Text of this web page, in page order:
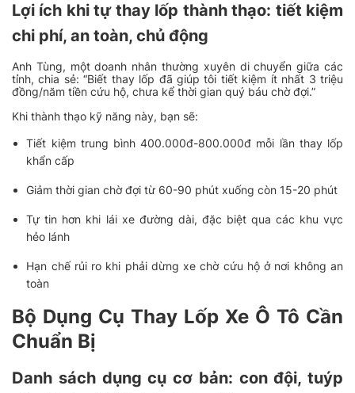
Lợi ích khi tự thay lốp thành thạo: tiết kiệm
chi phí, an toàn, chủ động
Anh Tùng, một doanh nhân thường xuyên di chuyển giữa các
tỉnh, chia sẻ: “Biết thay lốp đã giúp tôi tiết kiệm ít nhất 3 triệu
đồng/năm tiền cứu hộ, chưa kể thời gian quý báu chờ đợi.”
Khi thành thạo kỹ năng này, bạn sẽ:
Tiết kiệm trung bình 400.000đ-800.000đ mỗi lần thay lốp
khẩn cấp
Giảm thời gian chờ đợi từ 60-90 phút xuống còn 15-20 phút
Tự tin hơn khi lái xe đường dài, đặc biệt qua các khu vực
hẻo lánh
Hạn chế rủi ro khi phải dừng xe chờ cứu hộ ở nơi không an
toàn
Bộ Dụng Cụ Thay Lốp Xe Ô Tô Cần
Chuẩn Bị
Danh sách dụng cụ cơ bản: con đội, tuýp